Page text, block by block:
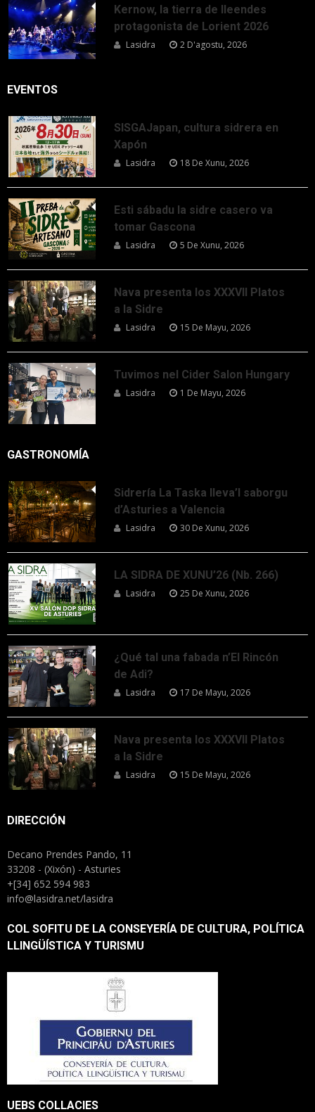
Kernow, la tierra de lleendes
protagonista de Lorient 2026
Lasidra 2 D'agostu, 2026
EVENTOS
SISGAJapan, cultura sidrera en
Xapón
Lasidra 18 De Xunu, 2026
Esti sábadu la sidre casero va
tomar Gascona
Lasidra 5 De Xunu, 2026
Nava presenta los XXXVII Platos
a la Sidre
Lasidra 15 De Mayu, 2026
Tuvimos nel Cider Salon Hungary
Lasidra 1 De Mayu, 2026
GASTRONOMÍA
Sidrería La Taska lleva’l saborgu
d’Asturies a Valencia
Lasidra 30 De Xunu, 2026
LA SIDRA DE XUNU’26 (Nb. 266)
Lasidra 25 De Xunu, 2026
¿Qué tal una fabada n’El Rincón
de Adi?
Lasidra 17 De Mayu, 2026
Nava presenta los XXXVII Platos
a la Sidre
Lasidra 15 De Mayu, 2026
DIRECCIÓN
Decano Prendes Pando, 11
33208 - (Xixón) - Asturies
+[34] 652 594 983
info@lasidra.net/lasidra
COL SOFITU DE LA CONSEYERÍA DE CULTURA, POLÍTICA
LLINGÜÍSTICA Y TURISMU
UEBS COLLACIES